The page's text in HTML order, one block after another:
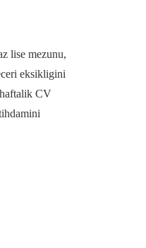
lise mezunu,
eksikligini
CV